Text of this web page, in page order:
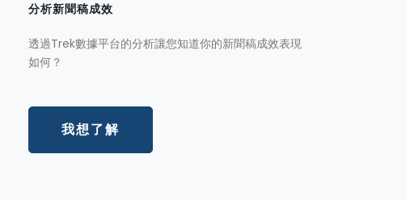
分析新聞稿成效
透過Trek數據平台的分析讓您知道你的新聞稿成效表現
如何？
我想了解